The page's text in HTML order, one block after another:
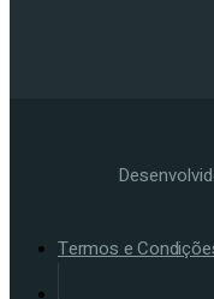
Termos e